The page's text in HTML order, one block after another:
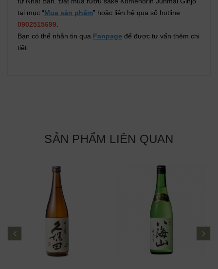
tại mục “Mua sản phẩm” hoặc liên hệ qua số hotline
0902515699
Bạn có thể nhắn tin qua Fanpage để được tư vấn thêm chi
tiết.
SẢN PHẨM LIÊN QUAN